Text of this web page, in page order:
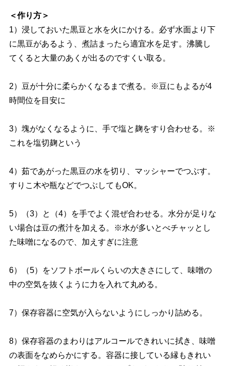
＜作り方＞
1）浸しておいた黒豆と水を火にかける。必ず水面より下
に黒豆があるよう、煮詰まったら適宜水を足す。沸騰し
てくると大量のあくが出るのですくい取る。
2）豆が十分に柔らかくなるまで煮る。※豆にもよるが4
時間位を目安に
3）塊がなくなるように、手で塩と麹をすり合わせる。※
これを塩切麹という
4）茹であがった黒豆の水を切り、マッシャーでつぶす。
すりこ木や瓶などでつぶしてもOK。
5）（3）と（4）を手でよく混ぜ合わせる。水分が足りな
い場合は豆の煮汁を加える。※水が多いとべチャッとし
た味噌になるので、加えすぎに注意
6）（5）をソフトボールくらいの大きさにして、味噌の
中の空気を抜くように力を入れて丸める。
7）保存容器に空気が入らないようにしっかり詰める。
8）保存容器のまわりはアルコールできれいに拭き、味噌
の表面をなめらかにする。容器に接している縁もきれい